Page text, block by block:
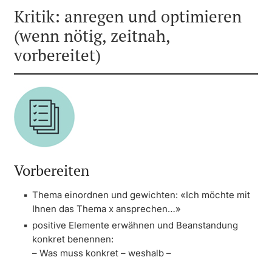
Kritik: anregen und optimieren
(wenn nötig, zeitnah,
vorbereitet)
Vorbereiten
Thema einordnen und gewichten: «Ich möchte mit
Ihnen das Thema x ansprechen…»
positive Elemente erwähnen und Beanstandung
konkret benennen:
– Was muss konkret – weshalb –